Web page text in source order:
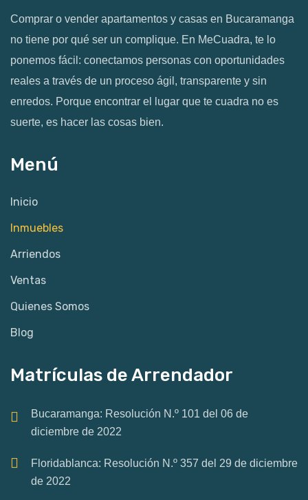
Comprar o vender apartamentos y casas en Bucaramanga
no tiene por qué ser un complique. En MeCuadra, te lo
ponemos fácil: conectamos personas con oportunidades
reales a través de un proceso ágil, transparente y sin
enredos. Porque encontrar el lugar que te cuadra no es
suerte, es hacer las cosas bien.
Menú
Inicio
Inmuebles
Arriendos
Ventas
Quienes Somos
Blog
Matrículas de Arrendador
Bucaramanga: Resolución N.º 101 del 06 de
diciembre de 2022
Floridablanca: Resolución N.º 357 del 29 de diciembre
de 2022